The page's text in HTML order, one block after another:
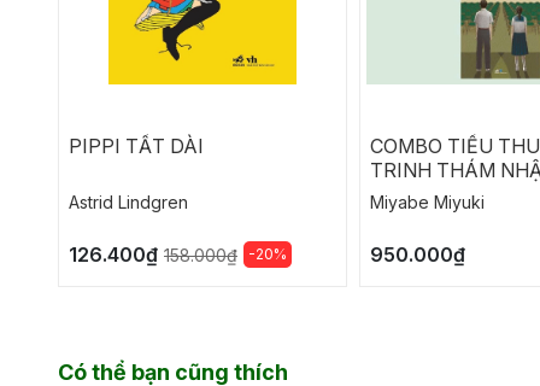
PIPPI TẤT DÀI
Astrid Lindgren
126.400₫ 158.000₫ -20%
COMBO TIỂU
TRINH THÁM
NGỤY CHỨNG CỦA
SOLOMON
Miyabe Miyuki
950.000₫
Có thể bạn cũng thích